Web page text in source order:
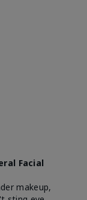
Facial
makeup,